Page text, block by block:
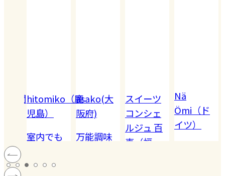
（鹿
!! 愛
asako(大
阪府)
万能調味
モン】を
スイーツ
コンシェ
恵（福
Nä
Ömi（ド
イツ）
2026.07.28